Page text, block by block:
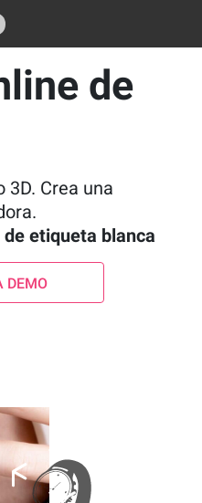
de
3D. Crea una
etiqueta blanca
DEMO